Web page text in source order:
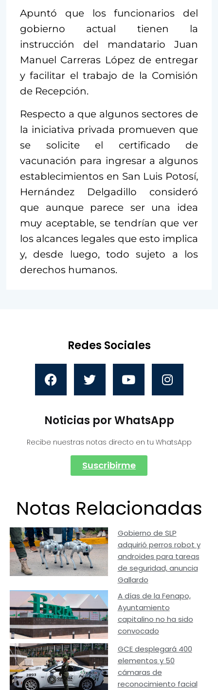
Apuntó que los funcionarios del
gobierno actual tienen la
instrucción del mandatario Juan
Manuel Carreras López de entregar
y facilitar el trabajo de la Comisión
de Recepción.
Respecto a que algunos sectores de
la iniciativa privada promueven que
se solicite el certificado de
vacunación para ingresar a algunos
establecimientos en San Luis Potosí,
Hernández Delgadillo consideró
que aunque parece ser una idea
muy aceptable, se tendrían que ver
los alcances legales que esto implica
y, desde luego, todo sujeto a los
derechos humanos.
Redes Sociales
Noticias por WhatsApp
Recibe nuestras notas directo en tu WhatsApp
Suscribirme
Notas Relacionadas
Gobierno de SLP
adquirió perros robot y
androides para tareas
de seguridad, anuncia
Gallardo
A días de la Fenapo,
Ayuntamiento
capitalino no ha sido
convocado
GCE desplegará 400
elementos y 50
cámaras de
reconocimiento facial